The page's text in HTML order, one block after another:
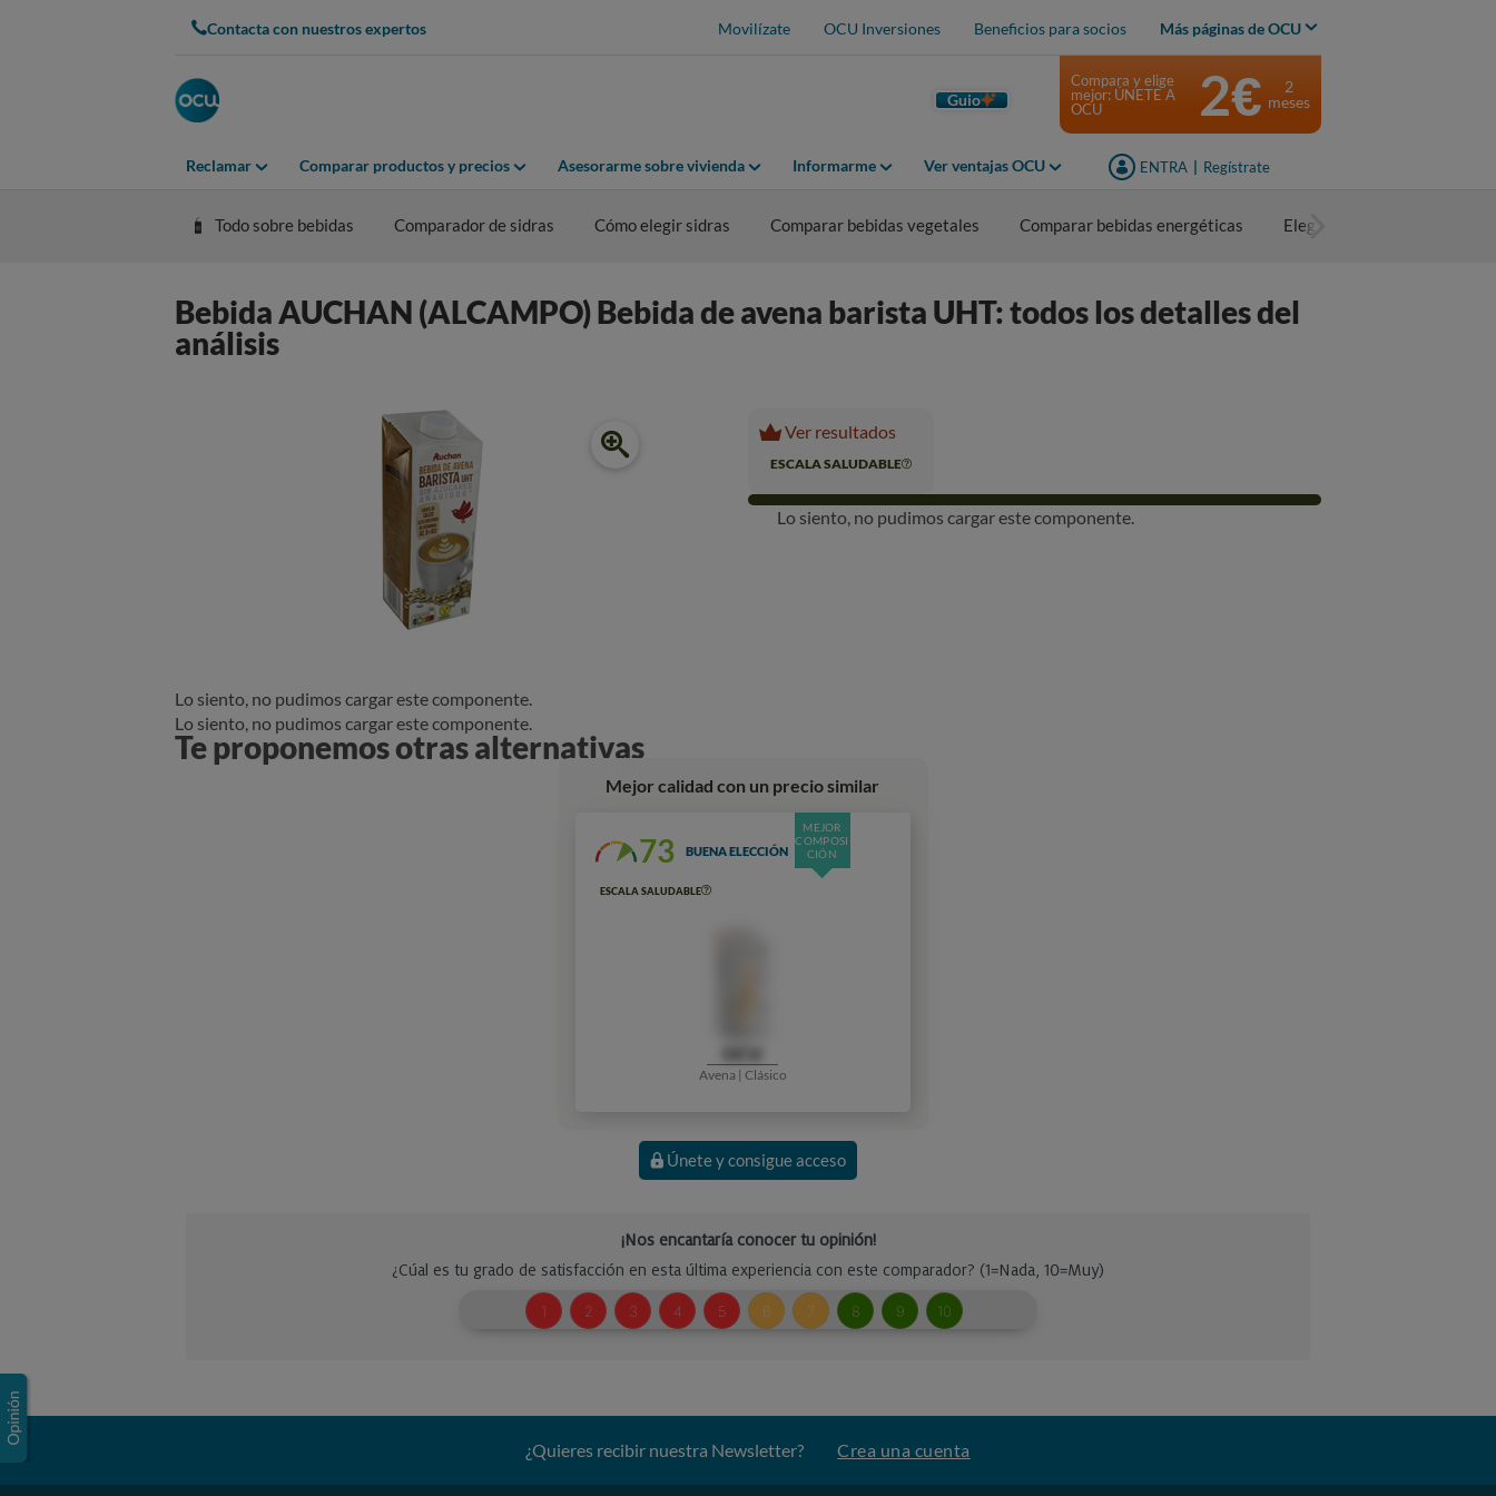
Contacta con nuestros expertos Movilízate OCU Inversiones Beneficios para socios Más páginas de OCU
Guio
Reclamar Comparar productos y precios Asesorarme sobre vivienda Informarme Ver ventajas OCU ENTRA Regístrate
Compara y elige
mejor: ÚNETE A
OCU
2€
2
meses
Todo sobre bebidas Comparador de sidras Cómo elegir sidras Comparar bebidas vegetales Comparar bebidas energéticas Elegir bebidas energéticas
Bebida AUCHAN (ALCAMPO) Bebida de avena barista UHT: todos los detalles del
análisis
Ver resultados
ESCALA SALUDABLE
Lo siento, no pudimos cargar este componente.
Lo siento, no pudimos cargar este componente.
Lo siento, no pudimos cargar este componente.
Te proponemos otras alternativas
Mejor calidad con un precio similar
MEJOR
COMPOSI
CIÓN
73 BUENA ELECCIÓN
ESCALA SALUDABLE
Avena | Clásico
Únete y consigue acceso
¿Quieres recibir nuestra Newsletter? Crea una cuenta